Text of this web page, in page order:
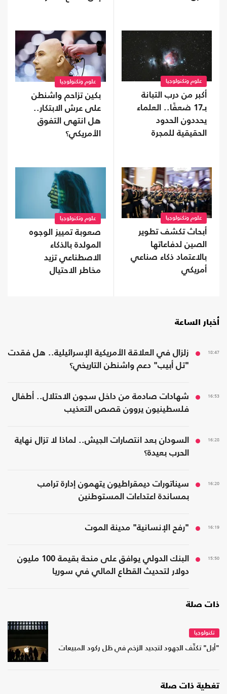
علوم وتكنولوجيا
أكبر من درب التبانة
بـ17 ضعفًا.. العلماء
يحددون الحدود
الحقيقية للمجرة
علوم وتكنولوجيا
بكين تزاحم واشنطن
على عرش الابتكار..
هل انتهى التفوق
الأمريكي؟
علوم وتكنولوجيا
أبحاث تكشف تطوير
الصين لدفاعاتها
بالاعتماد ذكاء صناعي
أمريكي
علوم وتكنولوجيا
صعوبة تمييز الوجوه
المولدة بالذكاء
الاصطناعي تزيد
مخاطر الاحتيال
أخبار الساعة
18:47
زلزال في العلاقة الأمريكية الإسرائيلية.. هل فقدت
"تل أبيب" دعم واشنطن التاريخي؟
16:53
شهادات صادمة من داخل سجون الاحتلال.. أطفال
فلسطينيون يروون قصص التعذيب
16:28
السودان بعد انتصارات الجيش.. لماذا لا تزال نهاية
الحرب بعيدة؟
16:20
سيناتورات ديمقراطيون يتهمون إدارة ترامب
بمساندة اعتداءات المستوطنين
16:19 "رفح الإنسانية" مدينة الموت
15:50
البنك الدولي يوافق على منحة بقيمة 100 مليون
دولار لتحديث القطاع المالي في سوريا
ذات صلة
تكنولوجيا
"أبل" تكثّف الجهود لتجديد الزخم في ظل ركود المبيعات
تغطية ذات صلة